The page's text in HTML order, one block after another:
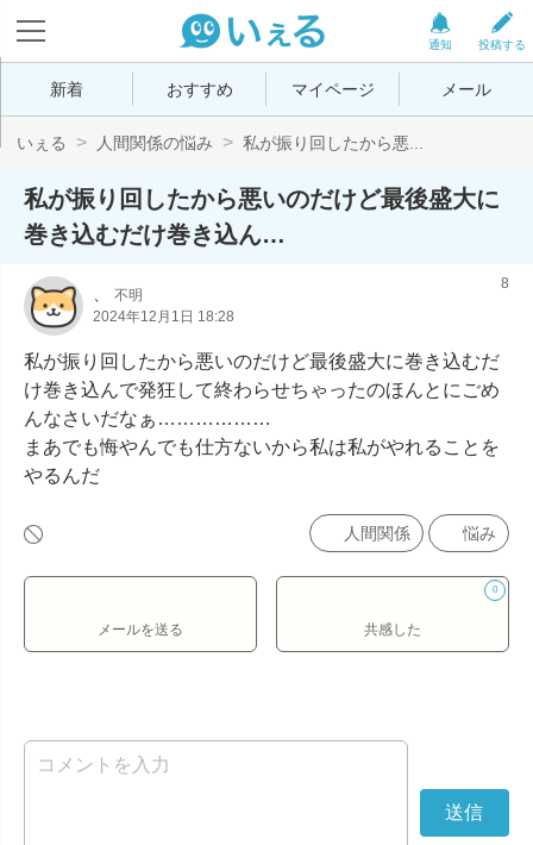
投稿する
通知
新着 おすすめ マイページ メール
いぇる 人間関係の悩み 私が振り回したから悪...
私が振り回したから悪いのだけど最後盛大に
巻き込むだけ巻き込ん…
不明
2024年12月1日 18:28
8
私が振り回したから悪いのだけど最後盛大に巻き込むだ
け巻き込んで発狂して終わらせちゃったのほんとにごめ
んなさいだなぁ………………
まあでも悔やんでも仕方ないから私は私がやれることを
やるんだ
人間関係 悩み
メールを送る
0
共感した